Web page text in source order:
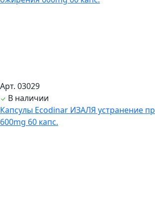
Арт. 03029
В наличии
Капсулы Ecodinar ИЗАЛЯ устранение
600mg 60 капс.